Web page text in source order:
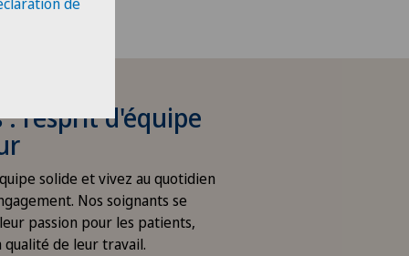
: l'esprit d'équipe
solide et vivez au quotidien
Nos soignants se
passion pour les patients,
qualité de leur travail.